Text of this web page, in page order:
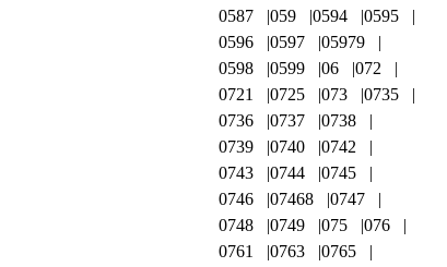
0587
059 0594
0595
0596
0597
05979
0598
0599 06
072
0721
0725 073
0735
0736
0737
0738
0739
0740
0742
0743
0744
0745
0746
07468
0747
0748
0749 075
076
0761
0763
0765